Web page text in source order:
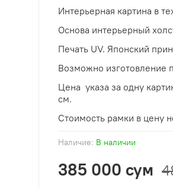
Наличие: В наличии
385 000 сум
Интерьерная картина в
Основа интерьерный
Печать UV. Японский
Возможно изготовление
Цена указа за одну
см.
Стоимость рамки в цену